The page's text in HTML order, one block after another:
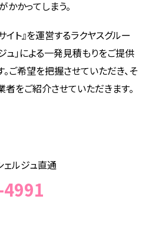
かかってしまう。
ト』を運営するラクヤスグルー
ュ」による一発見積もりをご提供
ご希望を把握させていただき、そ
をご紹介させていただきます。
ェルジュ直通